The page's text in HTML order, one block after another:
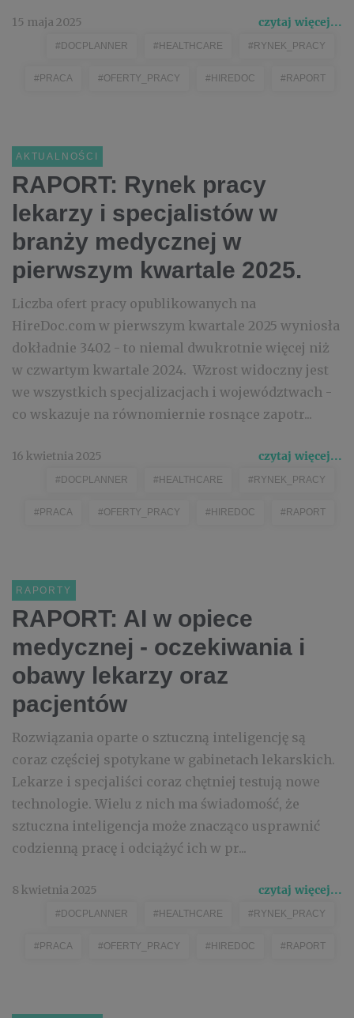
15 maja 2025 czytaj więcej...
#DOCPLANNER #HEALTHCARE #RYNEK_PRACY
#PRACA #OFERTY_PRACY #HIREDOC #RAPORT
AKTUALNOŚCI
RAPORT: Rynek pracy
lekarzy i specjalistów w
branży medycznej w
pierwszym kwartale 2025.
Liczba ofert pracy opublikowanych na
HireDoc.com w pierwszym kwartale 2025 wyniosła
dokładnie 3402 - to niemal dwukrotnie więcej niż
w czwartym kwartale 2024. Wzrost widoczny jest
we wszystkich specjalizacjach i województwach -
co wskazuje na równomiernie rosnące zapotr...
16 kwietnia 2025 czytaj więcej...
#DOCPLANNER #HEALTHCARE #RYNEK_PRACY
#PRACA #OFERTY_PRACY #HIREDOC #RAPORT
RAPORTY
RAPORT: AI w opiece
medycznej - oczekiwania i
obawy lekarzy oraz
pacjentów
Rozwiązania oparte o sztuczną inteligencję są
coraz częściej spotykane w gabinetach lekarskich.
Lekarze i specjaliści coraz chętniej testują nowe
technologie. Wielu z nich ma świadomość, że
sztuczna inteligencja może znacząco usprawnić
codzienną pracę i odciążyć ich w pr...
8 kwietnia 2025 czytaj więcej...
#DOCPLANNER #HEALTHCARE #RYNEK_PRACY
#PRACA #OFERTY_PRACY #HIREDOC #RAPORT